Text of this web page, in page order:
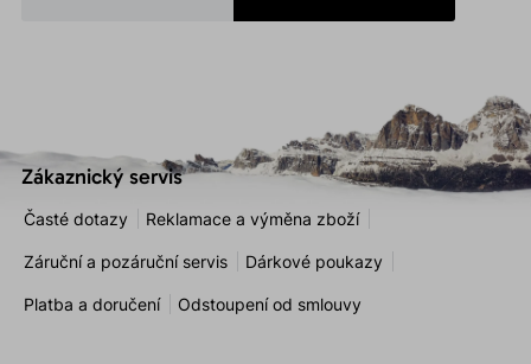
Zákaznický servis
Časté dotazy Reklamace a výměna zboží
Záruční a pozáruční servis Dárkové poukazy
Platba a doručení Odstoupení od smlouvy